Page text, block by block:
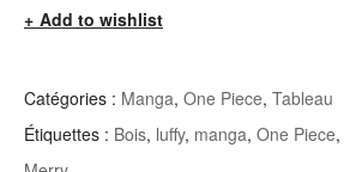
Tableau
Vogue
Merry
Add to wishlist
Catégories : Manga, One Piece, Tableau
Étiquettes : Bois, luffy, manga, One Piece,